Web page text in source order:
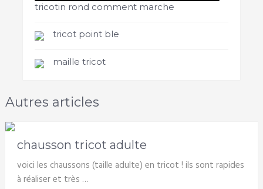
tricotin rond comment marche
tricot point ble
maille tricot
Autres articles
chausson tricot adulte
voici les chaussons (taille adulte) en tricot ! ils sont rapides
à réaliser et très …